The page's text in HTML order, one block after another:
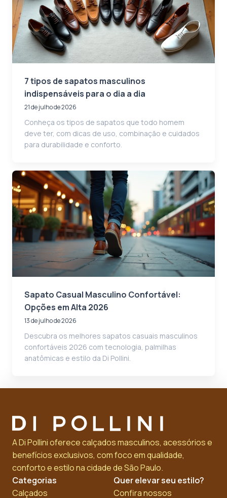
7 tipos de sapatos masculinos
indispensáveis para o dia a dia
21 de julho de 2026
Conheça os tipos de sapatos que todo homem
deve ter, com dicas de uso, combinação e cuidados
para durabilidade e conforto.
Sapato Casual Masculino Confortável:
Opções em Alta 2026
13 de julho de 2026
Descubra os melhores sapatos casuais masculinos
confortáveis 2026 com tecnologia, palmilhas
anatômicas e estilo da Di Pollini.
A Di Pollini oferece calçados masculinos, acessórios e
benefícios exclusivos, com foco em qualidade,
conforto e estilo na cidade de São Paulo.
Categorias
Calçados
Quer elevar seu estilo?
Confira nossos